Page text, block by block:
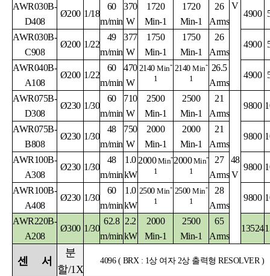
V
AWR030B-
D408
Ø200 1/18
60
m/min
370
W
1720
Min-1
1720
Min-1
26
Arms
4900
AWR030B-
C908
Ø200 1/22
49
m/min
377
W
1750
Min-1
1750
Min-1
26
Arms
4900
AWR040B-
A108
Ø200 1/22
60
m/min
470
W
2140Min-
1
2140Min-
1
26.5
Arms
4900
AWR075B-
D308
Ø230 1/30
60
m/min
710
W
2500
Min-1
2500
Min-1
21
Arms
48
V
9800
AWR075B-
B808
Ø230 1/30
48
m/min
750
W
2000
Min-1
2000
Min-1
21
Arms
9800
AWR100B-
A308
Ø230 1/30
48
m/min
1.0
kW
2000Min-
1
2000Min-
1
27
Arms
9800
AWR100B-
A408
Ø230 1/30
60
m/min
1.0
kW
2500Min-
1
2500Min-
1
28
Arms
9800
AWR220B-
A208
Ø300 1/30
62.8
m/min
2.2
kW
2000
Min-1
2500
Min-1
65
Arms
13524
센 서
분
할/1X
4096 ( BRX : 1상 여자 2상 출력형 RESOLVER )